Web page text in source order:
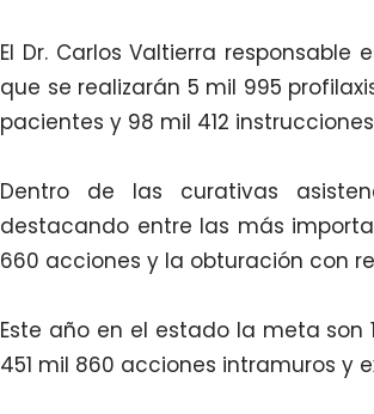
El Dr. Carlos Valtierra
que se realizarán 5 mil 995
pacientes y 98 mil 412
Dentro de las curativas
destacando entre las más
660 acciones y la obturación con
Este año en el estado la meta son
451 mil 860 acciones intramuros y